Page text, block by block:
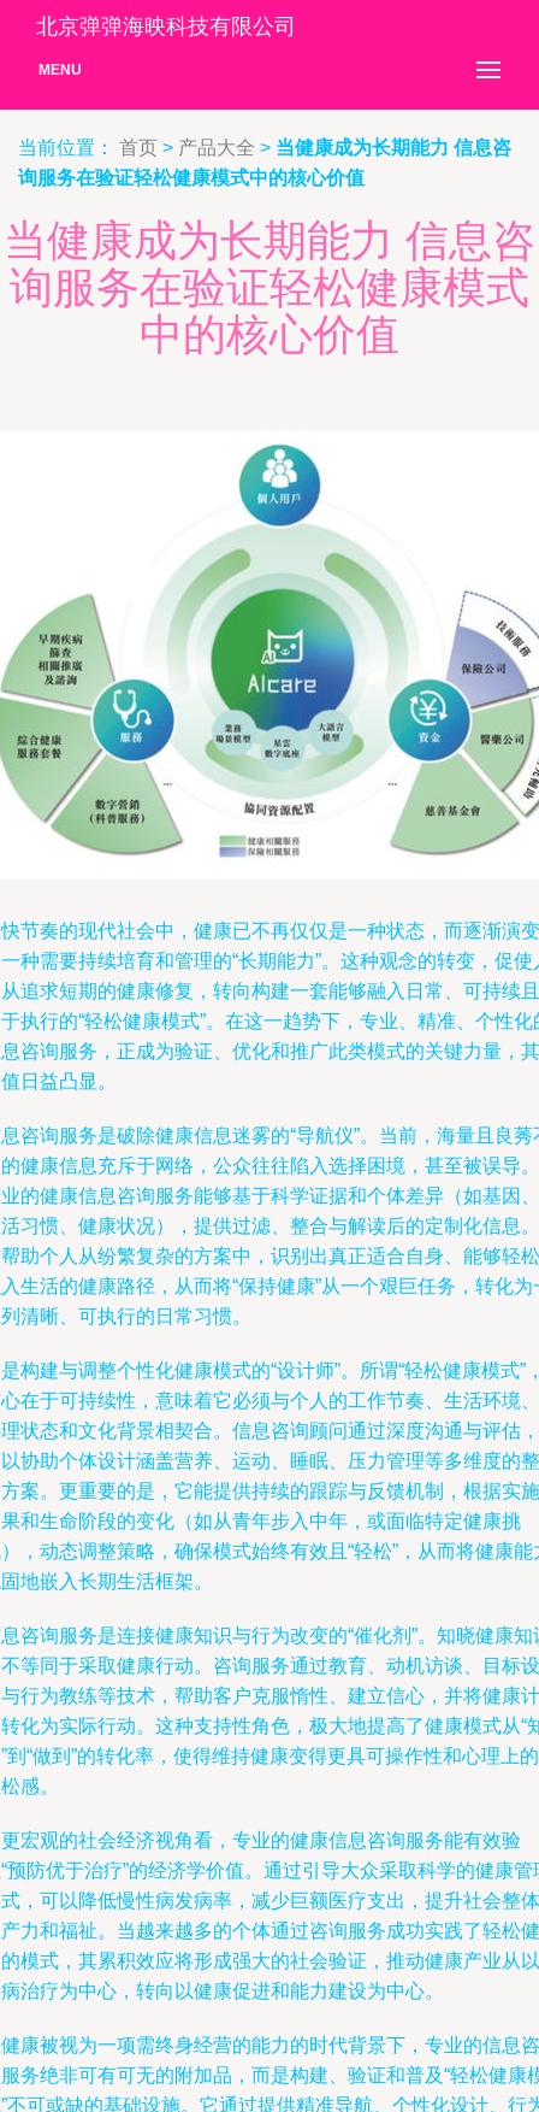
北京弹弹海映科技有限公司
MENU
当前位置： 首页 > 产品大全 > 当健康成为长期能力 信息咨
询服务在验证轻松健康模式中的核心价值
当健康成为长期能力 信息咨
询服务在验证轻松健康模式
中的核心价值
节奏的现代社会中，健康已不再仅仅是一种状态，而逐渐演变
种需要持续培育和管理的“长期能力”。这种观念的转变，促使
追求短期的健康修复，转向构建一套能够融入日常、可持续且
执行的“轻松健康模式”。在这一趋势下，专业、精准、个性化
咨询服务，正成为验证、优化和推广此类模式的关键力量，其
日益凸显。
咨询服务是破除健康信息迷雾的“导航仪”。当前，海量且良莠
健康信息充斥于网络，公众往往陷入选择困境，甚至被误导。
的健康信息咨询服务能够基于科学证据和个体差异（如基因、
习惯、健康状况），提供过滤、整合与解读后的定制化信息。
助个人从纷繁复杂的方案中，识别出真正适合自身、能够轻松
生活的健康路径，从而将“保持健康”从一个艰巨任务，转化为
清晰、可执行的日常习惯。
构建与调整个性化健康模式的“设计师”。所谓“轻松健康模式”
在于可持续性，意味着它必须与个人的工作节奏、生活环境、
状态和文化背景相契合。信息咨询顾问通过深度沟通与评估，
协助个体设计涵盖营养、运动、睡眠、压力管理等多维度的整
案。更重要的是，它能提供持续的跟踪与反馈机制，根据实施
和生命阶段的变化（如从青年步入中年，或面临特定健康挑
，动态调整策略，确保模式始终有效且“轻松”，从而将健康能
地嵌入长期生活框架。
咨询服务是连接健康知识与行为改变的“催化剂”。知晓健康知
等同于采取健康行动。咨询服务通过教育、动机访谈、目标设
行为教练等技术，帮助客户克服惰性、建立信心，并将健康计
化为实际行动。这种支持性角色，极大地提高了健康模式从“
到“做到”的转化率，使得维持健康变得更具可操作性和心理上的
感。
宏观的社会经济视角看，专业的健康信息咨询服务能有效验
预防优于治疗”的经济学价值。通过引导大众采取科学的健康管
，可以降低慢性病发病率，减少巨额医疗支出，提升社会整体
力和福祉。当越来越多的个体通过咨询服务成功实践了轻松健
模式，其累积效应将形成强大的社会验证，推动健康产业从以
治疗为中心，转向以健康促进和能力建设为中心。
康被视为一项需终身经营的能力的时代背景下，专业的信息咨
务绝非可有可无的附加品，而是构建、验证和普及“轻松健康
不可或缺的基础设施。它通过提供精准导航、个性化设计、行